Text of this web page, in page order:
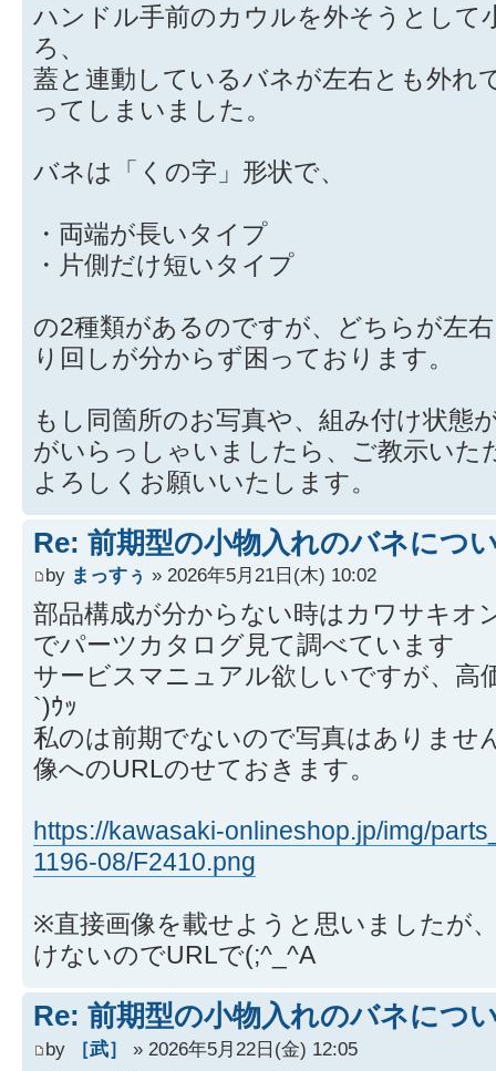
ハンドル手前のカウルを外そうとして
ろ、
蓋と連動しているバネが左右とも外れ
ってしまいました。
バネは「くの字」形状で、
・両端が長いタイプ
・片側だけ短いタイプ
の2種類があるのですが、どちらが左
り回しが分からず困っております。
もし同箇所のお写真や、組み付け状態
がいらっしゃいましたら、ご教示いた
よろしくお願いいたします。
Re: 前期型の小物入れのバネにつ
by まっすぅ » 2026年5月21日(木) 10:02
部品構成が分からない時はカワサキオ
でパーツカタログ見て調べています
サービスマニュアル欲しいですが、高
`)ｳｯ
私のは前期でないので写真はありませ
像へのURLのせておきます。
https://kawasaki-onlineshop.jp/img/
1196-08/F2410.png
※直接画像を載せようと思いましたが
けないのでURLで(;^_^A
Re: 前期型の小物入れのバネにつ
by ［武］ » 2026年5月22日(金) 12:05